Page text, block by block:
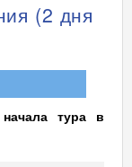
(2 дня
тура в